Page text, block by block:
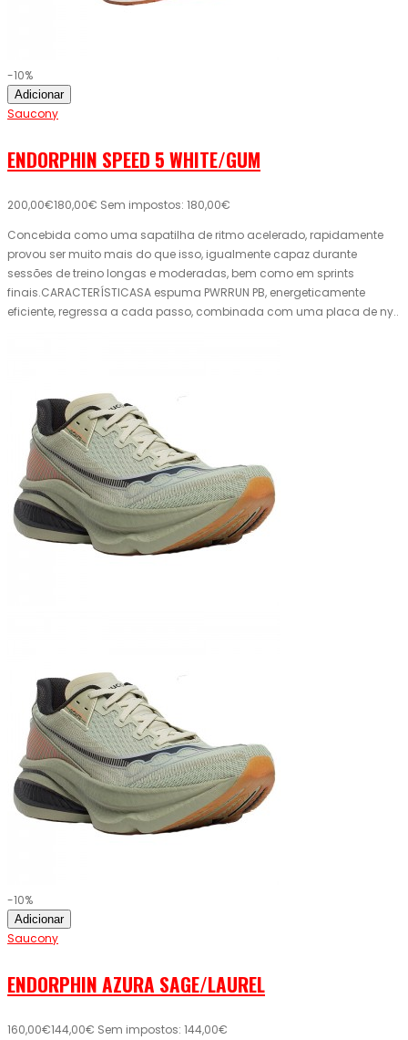
-10%
Adicionar
Saucony
ENDORPHIN SPEED 5 WHITE/GUM
200,00€180,00€ Sem impostos: 180,00€
Concebida como uma sapatilha de ritmo acelerado, rapidamente
provou ser muito mais do que isso, igualmente capaz durante
sessões de treino longas e moderadas, bem como em sprints
finais.CARACTERÍSTICASA espuma PWRRUN PB, energeticamente
eficiente, regressa a cada passo, combinada com uma placa de ny..
-10%
Adicionar
Saucony
ENDORPHIN AZURA SAGE/LAUREL
160,00€144,00€ Sem impostos: 144,00€